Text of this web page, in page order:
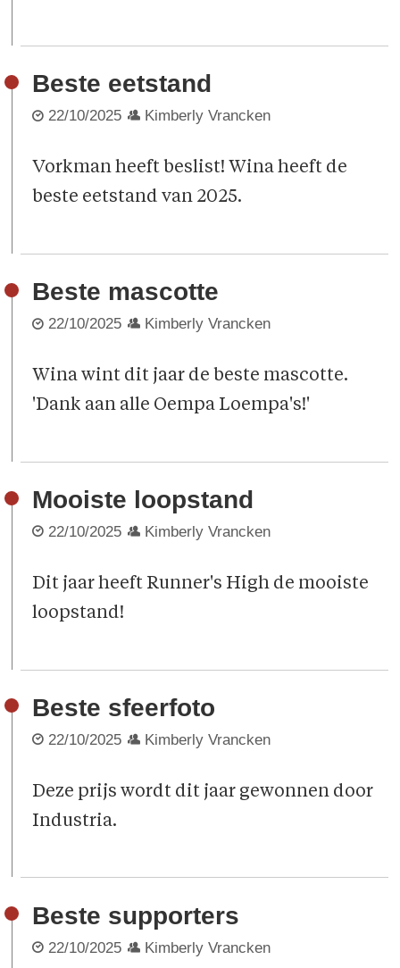
Beste eetstand
22/10/2025 Kimberly Vrancken
Vorkman heeft beslist! Wina heeft de
beste eetstand van 2025.
Beste mascotte
22/10/2025 Kimberly Vrancken
Wina wint dit jaar de beste mascotte.
'Dank aan alle Oempa Loempa's!'
Mooiste loopstand
22/10/2025 Kimberly Vrancken
Dit jaar heeft Runner's High de mooiste
loopstand!
Beste sfeerfoto
22/10/2025 Kimberly Vrancken
Deze prijs wordt dit jaar gewonnen door
Industria.
Beste supporters
22/10/2025 Kimberly Vrancken